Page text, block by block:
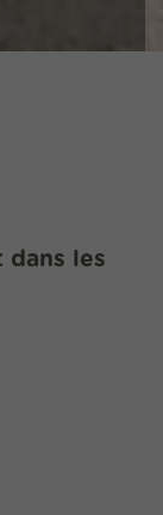
dans les